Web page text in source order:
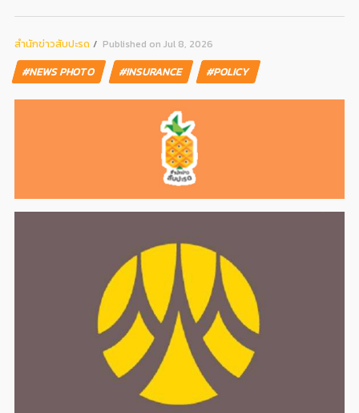
สํานักข่าวสับปะรด Published on Jul 8, 2026
#NEWS PHOTO #INSURANCE #POLICY